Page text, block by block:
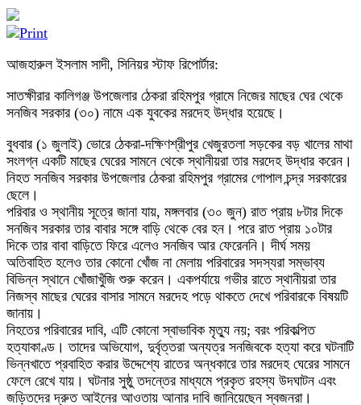
আজহারুল ইসলাম সাদী, সিনিয়র স্টাফ রিপোর্টার:
সাতক্ষীরার কালিগঞ্জ উপজেলার ঠেকরা রহিমপুর গ্রামে নিজের মাছের ঘের থেকে
সনজিব সরকার (৩০) নামে এক যুবকের মরদেহ উদ্ধার হয়েছে।
বুধবার (১ জুলাই) ভোরে ঠেকরা-দক্ষিণশ্রীপুর খেজুরতলা সড়কের বড় খালের মাথা
সংলগ্ন একটি মাছের ঘেরের সামনে থেকে স্থানীয়রা তার মরদেহ উদ্ধার করেন।
নিহত সনজিব সরকার উপজেলার ঠেকরা রহিমপুর গ্রামের গোপাল চন্দ্র সরকারের
ছেলে।
পরিবার ও স্থানীয় সূত্রে জানা যায়, মঙ্গলবার (৩০ জুন) রাত প্রায় ৮টার দিকে
সনজিব সরকার তার বাবার সঙ্গে বাড়ি থেকে বের হন। পরে রাত প্রায় ১০টার
দিকে তার বাবা বাড়িতে ফিরে এলেও সনজিব আর ফেরেননি। দীর্ঘ সময়
অতিবাহিত হলেও তার কোনো খোঁজ না মেলায় পরিবারের সদস্যরা সম্ভাব্য
বিভিন্ন স্থানে খোঁজাখুঁজি শুরু করেন। একপর্যায়ে গভীর রাতে স্থানীয়রা তার
নিজস্ব মাছের ঘেরের বাসার সামনে মরদেহ পড়ে থাকতে দেখে পরিবারকে বিষয়টি
জানায়।
নিহতের পরিবারের দাবি, এটি কোনো স্বাভাবিক মৃত্যু নয়; বরং পরিকল্পিত
হত্যাকাণ্ড। তাদের অভিযোগ, দুর্বৃত্তরা অন্যত্র সনজিবকে হত্যা করে ঘটনাটি
ভিন্নখাতে প্রবাহিত করার উদ্দেশ্যে রাতের অন্ধকারে তার মরদেহ ঘেরের সামনে
ফেলে রেখে যায়। ঘটনার সুষ্ঠু তদন্তের মাধ্যমে প্রকৃত রহস্য উদঘাটন এবং
জড়িতদের দ্রুত আইনের আওতায় আনার দাবি জানিয়েছেন স্বজনরা।